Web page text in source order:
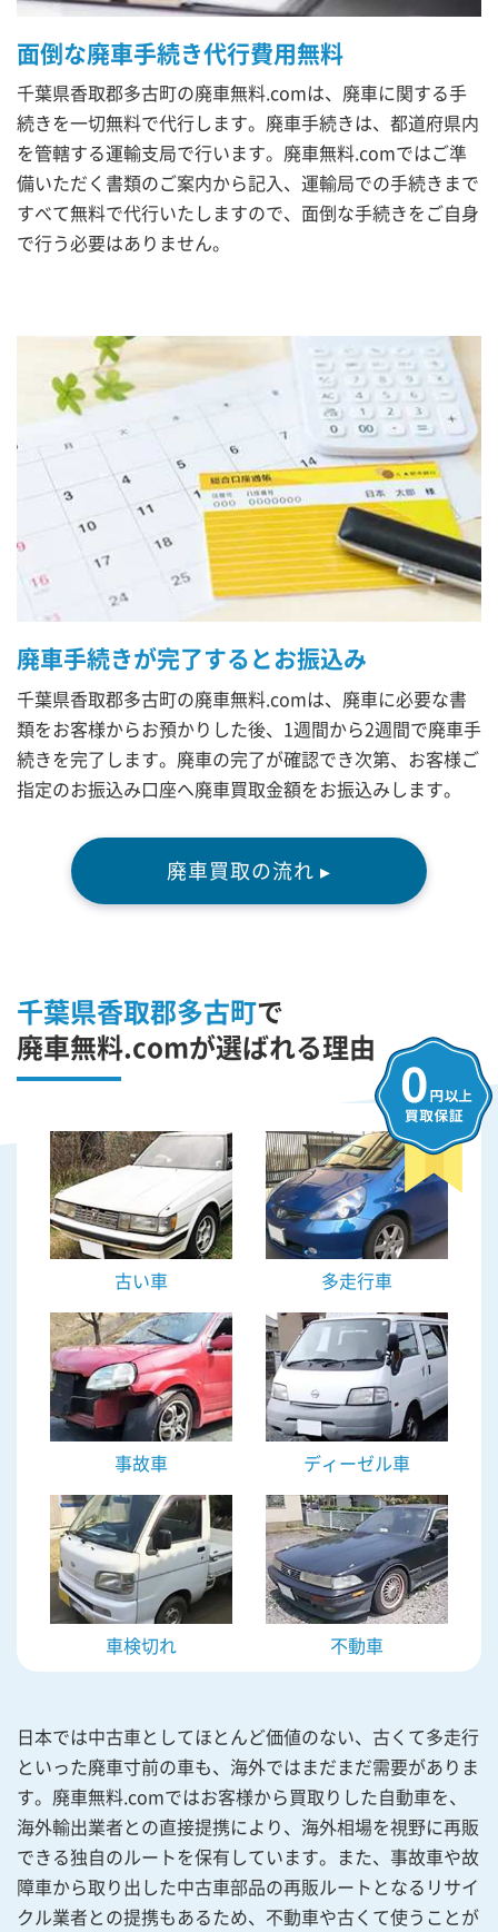
面倒な廃車手続き代行費用無料
千葉県香取郡多古町の廃車無料.comは、廃車に関する手
続きを一切無料で代行します。廃車手続きは、都道府県内
を管轄する運輸支局で行います。廃車無料.comではご準
備いただく書類のご案内から記入、運輸局での手続きまで
すべて無料で代行いたしますので、面倒な手続きをご自身
で行う必要はありません。
廃車手続きが完了するとお振込み
千葉県香取郡多古町の廃車無料.comは、廃車に必要な書
類をお客様からお預かりした後、1週間から2週間で廃車手
続きを完了します。廃車の完了が確認でき次第、お客様ご
指定のお振込み口座へ廃車買取金額をお振込みします。
廃車買取の流れ ▸
千葉県香取郡多古町で
廃車無料.comが選ばれる理由
古い車 多走行車
事故車 ディーゼル車
車検切れ 不動車
日本では中古車としてほとんど価値のない、古くて多走行
といった廃車寸前の車も、海外ではまだまだ需要がありま
す。廃車無料.comではお客様から買取りした自動車を、
海外輸出業者との直接提携により、海外相場を視野に再販
できる独自のルートを保有しています。また、事故車や故
障車から取り出した中古車部品の再販ルートとなるリサイ
クル業者との提携もあるため、不動車や古くて使うことが